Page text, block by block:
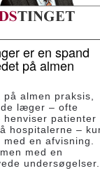
er en spand
på almen
almen praksis,
læger – ofte
patienter
hospitalerne –
en afvisning.
med en
undersøgelser.